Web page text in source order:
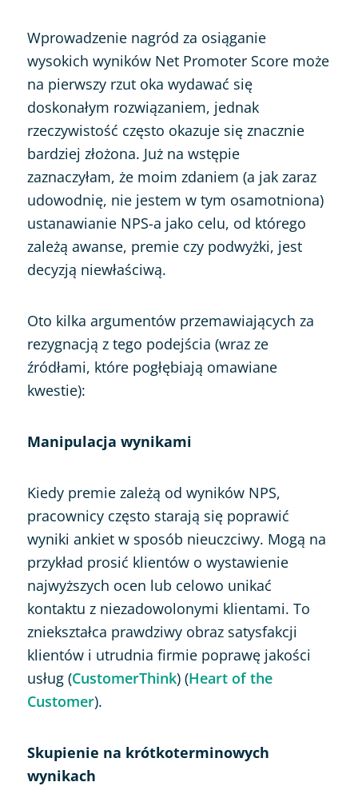
Wprowadzenie nagród za osiąganie
wysokich wyników Net Promoter Score może
na pierwszy rzut oka wydawać się
doskonałym rozwiązaniem, jednak
rzeczywistość często okazuje się znacznie
bardziej złożona. Już na wstępie
zaznaczyłam, że moim zdaniem (a jak zaraz
udowodnię, nie jestem w tym osamotniona)
ustanawianie NPS-a jako celu, od którego
zależą awanse, premie czy podwyżki, jest
decyzją niewłaściwą.
Oto kilka argumentów przemawiających za
rezygnacją z tego podejścia (wraz ze
źródłami, które pogłębiają omawiane
kwestie):
Manipulacja wynikami
Kiedy premie zależą od wyników NPS,
pracownicy często starają się poprawić
wyniki ankiet w sposób nieuczciwy. Mogą na
przykład prosić klientów o wystawienie
najwyższych ocen lub celowo unikać
kontaktu z niezadowolonymi klientami. To
zniekształca prawdziwy obraz satysfakcji
klientów i utrudnia firmie poprawę jakości
usług (CustomerThink) (Heart of the
Customer).
Skupienie na krótkoterminowych
wynikach